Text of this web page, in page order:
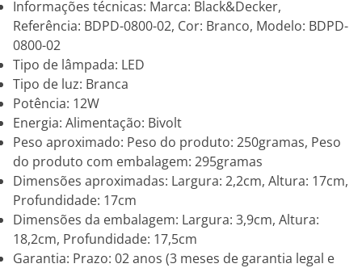
Informações técnicas: Marca: Black&Decker,
Referência: BDPD-0800-02, Cor: Branco, Modelo: BDPD-
0800-02
Tipo de lâmpada: LED
Tipo de luz: Branca
Potência: 12W
Energia: Alimentação: Bivolt
Peso aproximado: Peso do produto: 250gramas, Peso
do produto com embalagem: 295gramas
Dimensões aproximadas: Largura: 2,2cm, Altura: 17cm,
Profundidade: 17cm
Dimensões da embalagem: Largura: 3,9cm, Altura:
18,2cm, Profundidade: 17,5cm
Garantia: Prazo: 02 anos (3 meses de garantia legal e